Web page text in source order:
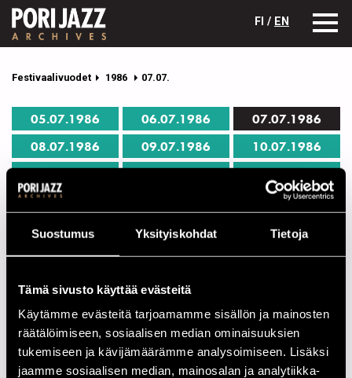
Suostumus Yksityiskohdat Tietoja
Tämä sivusto käyttää evästeitä
Käytämme evästeitä tarjoamamme sisällön ja mainosten
räätälöimiseen, sosiaalisen median ominaisuuksien
tukemiseen ja kävijämäärämme analysoimiseen. Lisäksi
jaamme sosiaalisen median, mainosalan ja analytiikka-
FI / EN
Festivaalivuodet 1986 07.07.
05.07.1986 06.07.1986
07.07.1986
08.07.1986
09.07.1986
10.07.1986
11.07.1986
12.07.1986 13.07.1986
Pori Jazz 07.07.1986 ohjelma
JAZZKATU
12.00
Harlem Jazz & Blues Band
17.00
Antti Sarpila Swing Band